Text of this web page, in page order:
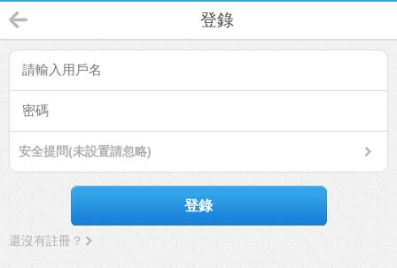
登錄
安全提問(未設置請忽略)
登錄
還沒有註冊？